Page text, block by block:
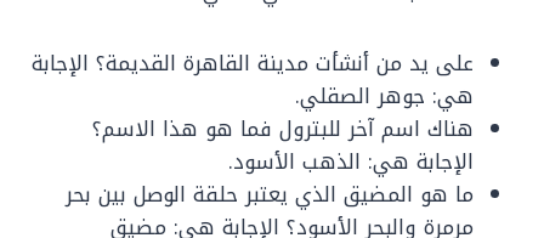
على يد من أنشأت مدينة القاهرة القديمة؟ الإجابة
هي: جوهر الصقلي.
هناك اسم آخر للبترول فما هو هذا الاسم؟
الإجابة هي: الذهب الأسود.
ما هو المضيق الذي يعتبر حلقة الوصل بين بحر
مرمرة والبحر الأسود؟ الإجابة هي: مضيق